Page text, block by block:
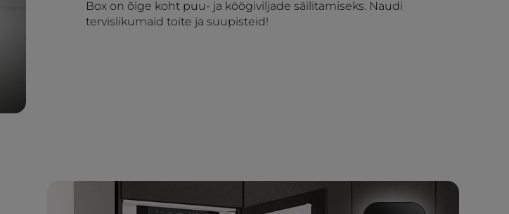
Box on õige koht puu- ja köögiviljade säilitamiseks. Naudi
tervislikumaid toite ja suupisteid!